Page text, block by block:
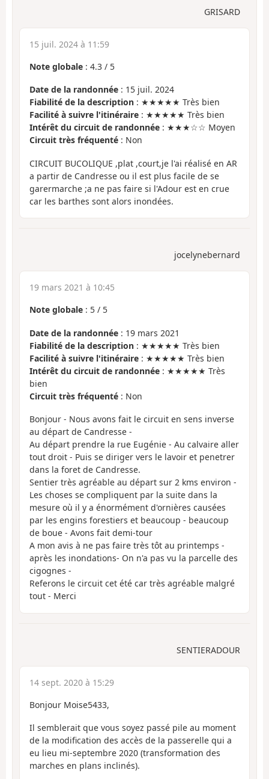
GRISARD
15 juil. 2024 à 11:59
Note globale : 4.3 / 5
Date de la randonnée : 15 juil. 2024
Fiabilité de la description : ★★★★★ Très bien
Facilité à suivre l'itinéraire : ★★★★★ Très bien
Intérêt du circuit de randonnée : ★★★☆☆ Moyen
Circuit très fréquenté : Non
CIRCUIT BUCOLIQUE ,plat ,court,je l'ai réalisé en AR
a partir de Candresse ou il est plus facile de se
garermarche ;a ne pas faire si l'Adour est en crue
car les barthes sont alors inondées.
jocelynebernard
19 mars 2021 à 10:45
Note globale : 5 / 5
Date de la randonnée : 19 mars 2021
Fiabilité de la description : ★★★★★ Très bien
Facilité à suivre l'itinéraire : ★★★★★ Très bien
Intérêt du circuit de randonnée : ★★★★★ Très
bien
Circuit très fréquenté : Non
Bonjour - Nous avons fait le circuit en sens inverse
au départ de Candresse -
Au départ prendre la rue Eugénie - Au calvaire aller
tout droit - Puis se diriger vers le lavoir et penetrer
dans la foret de Candresse.
Sentier très agréable au départ sur 2 kms environ -
Les choses se compliquent par la suite dans la
mesure où il y a énormément d'ornières causées
par les engins forestiers et beaucoup - beaucoup
de boue - Avons fait demi-tour
A mon avis à ne pas faire très tôt au printemps -
après les inondations- On n'a pas vu la parcelle des
cigognes -
Referons le circuit cet été car très agréable malgré
tout - Merci
SENTIERADOUR
14 sept. 2020 à 15:29
Bonjour Moise5433,
Il semblerait que vous soyez passé pile au moment
de la modification des accès de la passerelle qui a
eu lieu mi-septembre 2020 (transformation des
marches en plans inclinés).